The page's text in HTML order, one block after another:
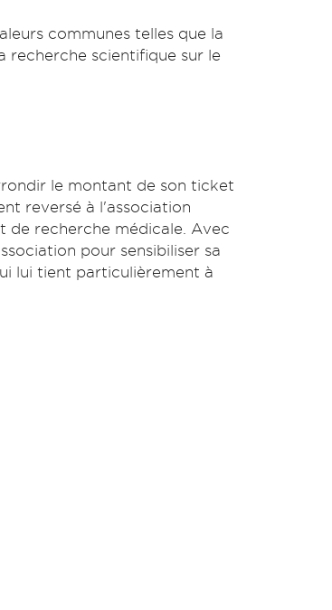
communes telles que la
recherche scientifique sur le
le montant de son ticket
reversé à l'association
de recherche médicale. Avec
pour sensibiliser sa
lui tient particulièrement à